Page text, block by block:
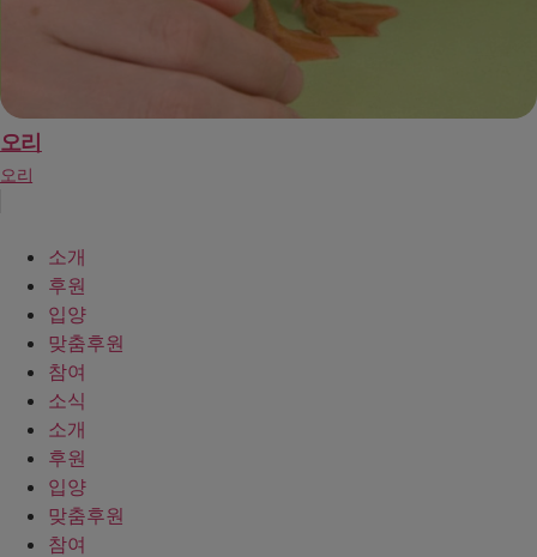
오리
오리
소개
후원
입양
맞춤후원
참여
소식
소개
후원
입양
맞춤후원
참여